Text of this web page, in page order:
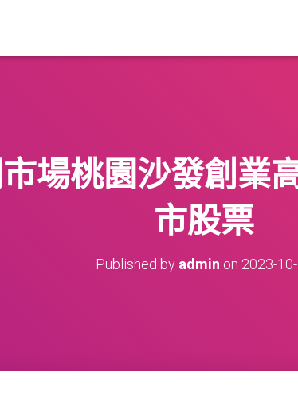
場桃園沙發創業
市股票
Published by admin on 2023-